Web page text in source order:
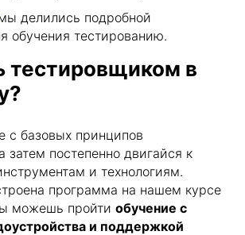
делились подробной
обучения тестированию.
тестировщиком в
с базовых принципов
затем постепенно двигайся к
и технологиям.
программа на нашем курсе
можешь пройти обучение с
и поддержкой